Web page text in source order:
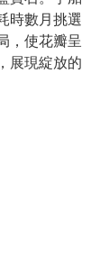
時數月挑選
，使花瓣呈
展現綻放的